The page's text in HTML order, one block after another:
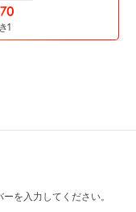
1
を入力してください。